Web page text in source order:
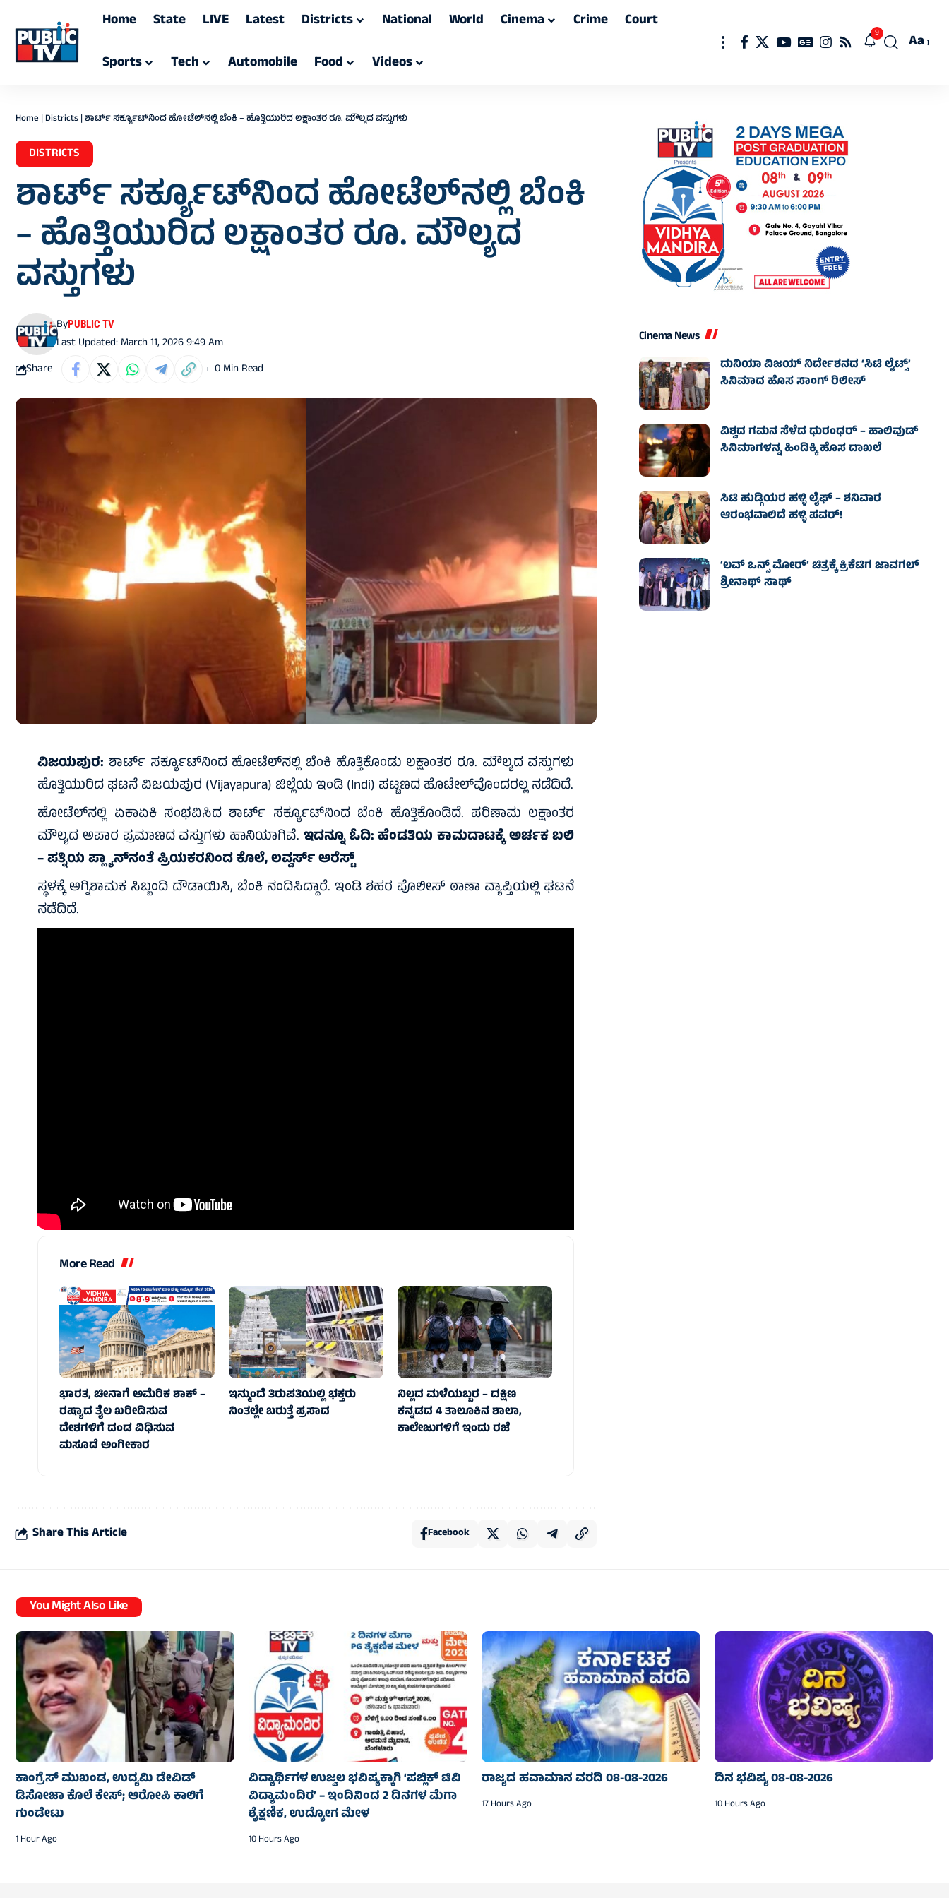
Home State LIVE Latest Districts National World Cinema Crime
Court
Sports
Tech Automobile Food Videos
9
Font
Aa
Home |Districts|ಶಾರ್ಟ್ ಸರ್ಕ್ಯೂಟ್‌ನಿಂದ ಹೋಟೆಲ್‌ನಲ್ಲಿ ಬೆಂಕಿ – ಹೊತ್ತಿಯುರಿದ ಲಕ್ಷಾಂತರ ರೂ. ಮೌಲ್ಯದ ವಸ್ತುಗಳು
DISTRICTS
ಶಾರ್ಟ್ ಸರ್ಕ್ಯೂಟ್‌ನಿಂದ ಹೋಟೆಲ್‌ನಲ್ಲಿ ಬೆಂಕಿ
– ಹೊತ್ತಿಯುರಿದ ಲಕ್ಷಾಂತರ ರೂ. ಮೌಲ್ಯದ
ವಸ್ತುಗಳು
Last Updated: March 11, 2026 9:49 Am
ByPUBLIC TV
Share 0 Min Read
ವಿಜಯಪುರ: ಶಾರ್ಟ್ ಸರ್ಕ್ಯೂಟ್‌ನಿಂದ ಹೋಟೆಲ್‌ನಲ್ಲಿ ಬೆಂಕಿ ಹೊತ್ತಿಕೊಂಡು ಲಕ್ಷಾಂತರ ರೂ. ಮೌಲ್ಯದ ವಸ್ತುಗಳು
ಹೊತ್ತಿಯುರಿದ ಘಟನೆ ವಿಜಯಪುರ (Vijayapura) ಜಿಲ್ಲೆಯ ಇಂಡಿ (Indi) ಪಟ್ಟಣದ ಹೊಟೇಲ್‌ವೊಂದರಲ್ಲ ನಡೆದಿದೆ.
ಹೋಟೆಲ್‌ನಲ್ಲಿ ಏಕಾಏಕಿ ಸಂಭವಿಸಿದ ಶಾರ್ಟ್ ಸರ್ಕ್ಯೂಟ್‌ನಿಂದ ಬೆಂಕಿ ಹೊತ್ತಿಕೊಂಡಿದೆ. ಪರಿಣಾಮ ಲಕ್ಷಾಂತರ
ಮೌಲ್ಯದ ಅಪಾರ ಪ್ರಮಾಣದ ವಸ್ತುಗಳು ಹಾನಿಯಾಗಿವೆ. ಇದನ್ನೂ ಓದಿ:ಹೆಂಡತಿಯ ಕಾಮದಾಟಕ್ಕೆ ಅರ್ಚಕ ಬಲಿ
– ಪತ್ನಿಯ ಪ್ಲ್ಯಾನ್‌ನಂತೆ ಪ್ರಿಯಕರನಿಂದ ಕೊಲೆ, ಲವ್ವರ್ಸ್‌ ಅರೆಸ್ಟ್
ಸ್ಥಳಕ್ಕೆ ಅಗ್ನಿಶಾಮಕ ಸಿಬ್ಬಂದಿ ದೌಡಾಯಿಸಿ, ಬೆಂಕಿ ನಂದಿಸಿದ್ದಾರೆ. ಇಂಡಿ ಶಹರ ಪೊಲೀಸ್ ಠಾಣಾ ವ್ಯಾಪ್ತಿಯಲ್ಲಿ ಘಟನೆ
ನಡೆದಿದೆ.
More Read
ಭಾರತ, ಚೀನಾಗೆ ಅಮೆರಿಕ ಶಾಕ್‌ –
ರಷ್ಯಾದ ತೈಲ ಖರೀದಿಸುವ
ದೇಶಗಳಿಗೆ ದಂಡ ವಿಧಿಸುವ
ಮಸೂದೆ ಅಂಗೀಕಾರ
ಇನ್ಮುಂದೆ ತಿರುಪತಿಯಲ್ಲಿ ಭಕ್ತರು
ನಿಂತಲ್ಲೇ ಬರುತ್ತೆ ಪ್ರಸಾದ
ನಿಲ್ಲದ ಮಳೆಯಬ್ಬರ – ದಕ್ಷಿಣ
ಕನ್ನಡದ 4 ತಾಲೂಕಿನ ಶಾಲಾ,
ಕಾಲೇಜುಗಳಿಗೆ ಇಂದು ರಜೆ
Share This Article Facebook
Cinema News
ದುನಿಯಾ ವಿಜಯ್ ನಿರ್ದೇಶನದ ‘ಸಿಟಿ ಲೈಟ್ಸ್’
ಸಿನಿಮಾದ ಹೊಸ ಸಾಂಗ್ ರಿಲೀಸ್
ವಿಶ್ವದ ಗಮನ ಸೆಳೆದ ಧುರಂಧರ್ – ಹಾಲಿವುಡ್‌
ಸಿನಿಮಾಗಳನ್ನ ಹಿಂದಿಕ್ಕಿ ಹೊಸ ದಾಖಲೆ
ಸಿಟಿ ಹುಡ್ಗಿಯರ ಹಳ್ಳಿ ಲೈಫ್‌ – ಶನಿವಾರ
ಆರಂಭವಾಲಿದೆ ಹಳ್ಳಿ ಪವರ್‌!
‘ಲವ್ ಒನ್ಸ್ ಮೋರ್’ ಚಿತ್ರಕ್ಕೆ ಕ್ರಿಕೆಟಿಗ ಜಾವಗಲ್
ಶ್ರೀನಾಥ್ ಸಾಥ್
You Might Also Like
ಕಾಂಗ್ರೆಸ್‌ ಮುಖಂಡ, ಉದ್ಯಮಿ ಡೇವಿಡ್‌
ಡಿಸೋಜಾ ಕೊಲೆ ಕೇಸ್;‌ ಆರೋಪಿ ಕಾಲಿಗೆ
ಗುಂಡೇಟು
1 Hour Ago
ವಿದ್ಯಾರ್ಥಿಗಳ ಉಜ್ವಲ ಭವಿಷ್ಯಕ್ಕಾಗಿ ‘ಪಬ್ಲಿಕ್ ಟಿವಿ
ವಿದ್ಯಾಮಂದಿರ’ – ಇಂದಿನಿಂದ 2 ದಿನಗಳ ಮೆಗಾ
ಶೈಕ್ಷಣಿಕ, ಉದ್ಯೋಗ ಮೇಳ
10 Hours Ago
ರಾಜ್ಯದ ಹವಾಮಾನ ವರದಿ 08-08-2026
17 Hours Ago
ದಿನ ಭವಿಷ್ಯ 08-08-2026
10 Hours Ago